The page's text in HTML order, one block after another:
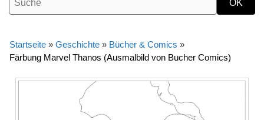
Startseite » Geschichte » Bücher & Comics »
Färbung Marvel Thanos (Ausmalbild von Bucher Comics)